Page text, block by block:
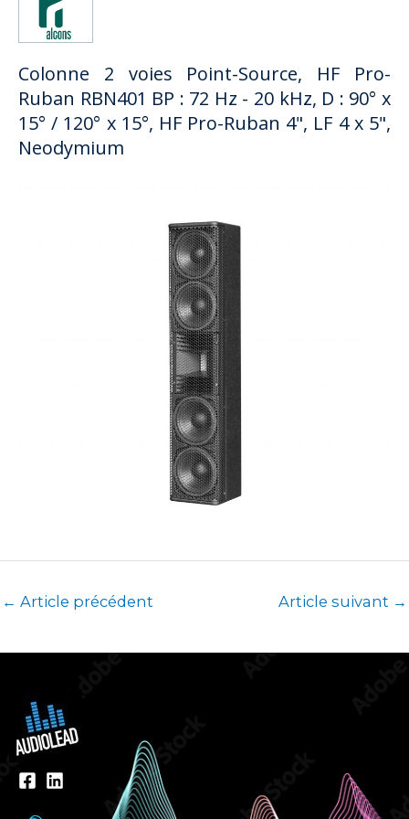
Colonne 2 voies Point-Source, HF Pro-
Ruban RBN401 BP : 72 Hz - 20 kHz, D : 90° x
15° / 120° x 15°, HF Pro-Ruban 4", LF 4 x 5",
Neodymium
← Article précédent Article suivant →